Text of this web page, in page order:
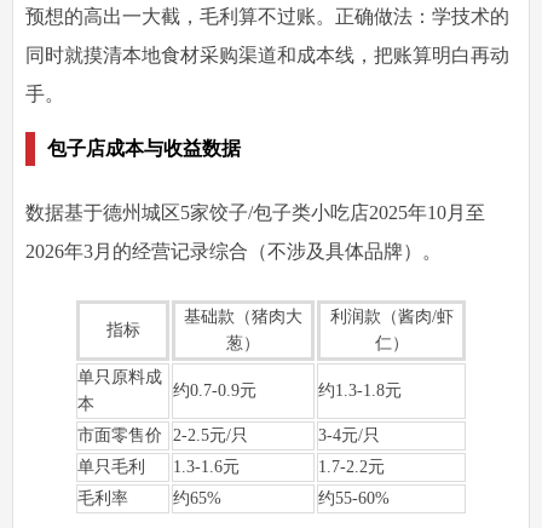
预想的高出一大截，毛利算不过账。正确做法：学技术的
同时就摸清本地食材采购渠道和成本线，把账算明白再动
手。
包子店成本与收益数据
数据基于德州城区5家饺子/包子类小吃店2025年10月至
2026年3月的经营记录综合（不涉及具体品牌）。
指标
基础款（猪肉大
葱）
利润款（酱肉/虾
仁）
单只原料成
本
约0.7-0.9元 约1.3-1.8元
市面零售价 2-2.5元/只
3-4元/只
单只毛利
1.3-1.6元
1.7-2.2元
毛利率
约65% 约55-60%